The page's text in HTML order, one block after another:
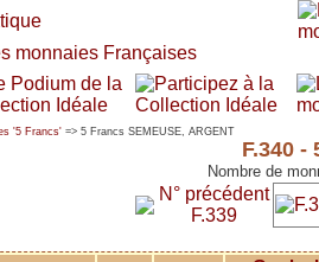
'5 Francs' => 5 Francs SEMEUSE, ARGENT
F.340 -
Nombre de
N° précédent
F.339